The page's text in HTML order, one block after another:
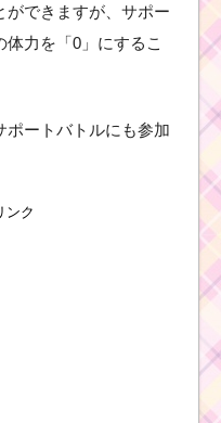
ができますが、サポー
体力を「0」にするこ
ポートバトルにも参加
ンク